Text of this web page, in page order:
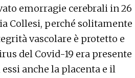
emorragie cerebrali in 26
Collesi, perché solitamente
vascolare è protetto e
del Covid-19 era presente
anche la placenta e il